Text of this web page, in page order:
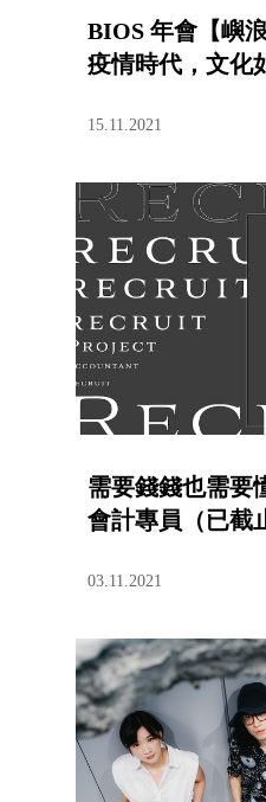
BIOS 年會【嶼
疫情時代，文化
15.11.2021
需要錢錢也需要
會計專員（已截
03.11.2021